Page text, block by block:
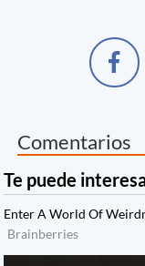
Comentarios